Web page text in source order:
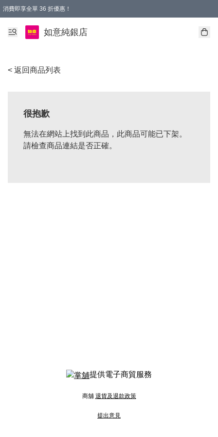
消費即享全單 36 折優惠！
購物满$50，全國包郵。Free shopping on orders over $50.
如意純銀店
< 返回商品列表
很抱歉
無法在網站上找到此商品，此商品可能已下架。
請檢查商品連結是否正確。
提供電子商貿服務
商舖 退貨及退款政策
提出意見